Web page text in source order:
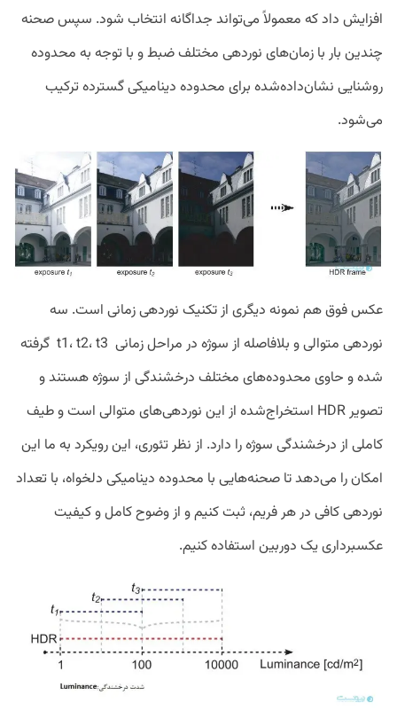
افزایش داد که معمولاً می‌تواند جداگانه انتخاب شود. سپس صحنه
چندین بار با زمان‌های نوردهی مختلف ضبط و با توجه به محدوده
روشنایی نشان‌داده‌شده برای محدوده دینامیکی گسترده ترکیب
می‌شود.
عکس فوق هم نمونه‌­ دیگری از تکنیک نوردهی زمانی است. سه
نوردهی متوالی و بلافاصله از سوژه در مراحل زمانی t1، t2، t3 گرفته
شده و حاوی محدوده‌های مختلف درخشندگی از سوژه هستند و
تصویر HDR استخراج‌شده از این نوردهی‌های متوالی است و طیف
کاملی از درخشندگی سوژه را دارد. از نظر تئوری، این رویکرد به ما این
امکان را می‌دهد تا صحنه‌هایی با محدوده دینامیکی دلخواه، با تعداد
نوردهی کافی در هر فریم، ثبت کنیم و از وضوح کامل و کیفیت
عکسبرداری یک دوربین استفاده کنیم.